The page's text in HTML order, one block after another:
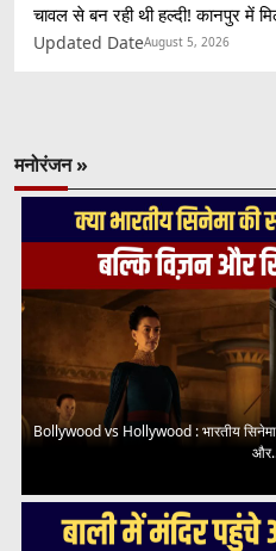
चावल से बन रही थी हल्दी! कानपुर में
Updated DateAugust 5, 2026
मनोरंजन »
Bollywood vs Hollywood : भारतीय